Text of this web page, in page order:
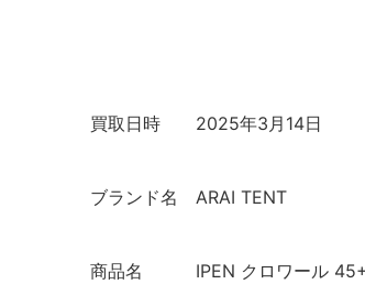
買取日時 2025年3月14日
ブランド名 ARAI TENT
商品名 IPEN クロワール